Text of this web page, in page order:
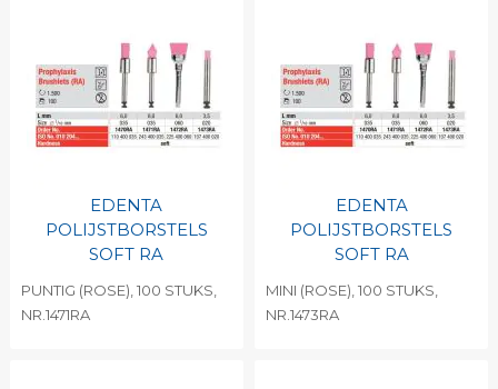
EDENTA
POLIJSTBORSTELS
SOFT RA
PUNTIG (ROSE), 100 STUKS,
NR.1471RA
EDENTA
POLIJSTBORSTELS
SOFT RA
MINI (ROSE), 100 STUKS,
NR.1473RA